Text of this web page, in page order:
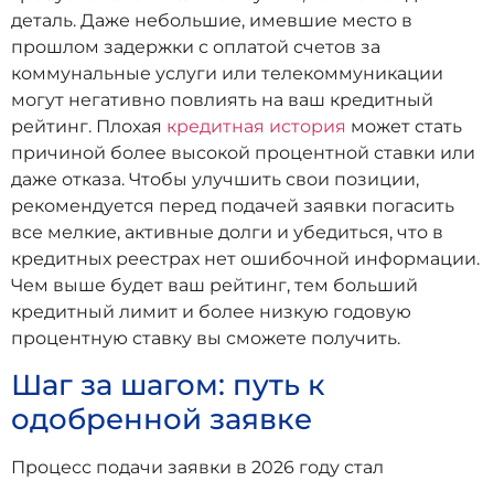
деталь. Даже небольшие, имевшие место в
прошлом задержки с оплатой счетов за
коммунальные услуги или телекоммуникации
могут негативно повлиять на ваш кредитный
рейтинг. Плохая кредитная история может стать
причиной более высокой процентной ставки или
даже отказа. Чтобы улучшить свои позиции,
рекомендуется перед подачей заявки погасить
все мелкие, активные долги и убедиться, что в
кредитных реестрах нет ошибочной информации.
Чем выше будет ваш рейтинг, тем больший
кредитный лимит и более низкую годовую
процентную ставку вы сможете получить.
Шаг за шагом: путь к
одобренной заявке
Процесс подачи заявки в 2026 году стал